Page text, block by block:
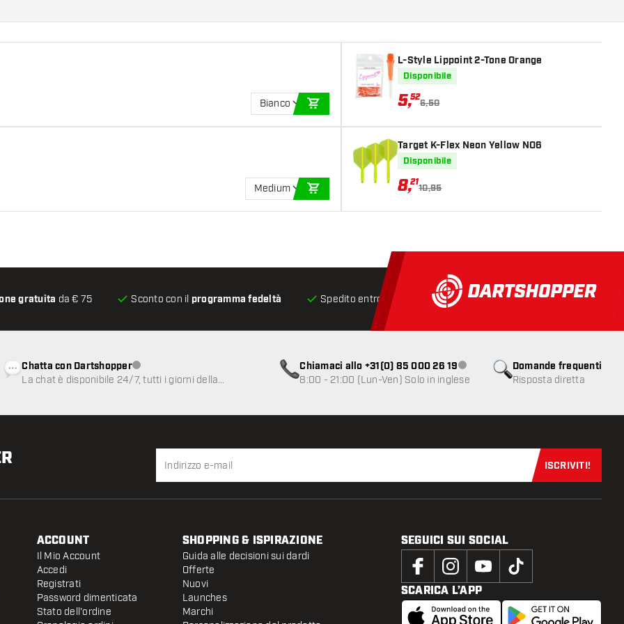
Bianco
AGGIUNGI AL CARRELLO
Medium
AGGIUNGI AL CARRELLO
L-Style Lippoint 2-Tone Orange
Disponibile
5,52
6,50
Target K-Flex Neon Yellow NO6
Disponibile
8,21
10,95
gratuita da € 75 Sconto con il programma fedeltà Spedito entro 24 ore Spedizione gratuitada € 75
Domande frequenti
Risposta diretta
Chatta con DartshopperServizio clienti non disponibile
La chat è disponibile 24/7, tutti i giorni della
Chiamaci allo +31(0) 85 000 26 19Servizio clienti non disponibile
8:00 - 21:00 (Lun-Ven) Solo in inglese
Iscriviti
ISCRIVITI!
ACCOUNT
Il Mio Account
Accedi
Registrati
Password dimenticata
Stato dell'ordine
SHOPPING & ISPIRAZIONE
Guida alle decisioni sui dardi
Offerte
Nuovi
Launches
Marchi
SEGUICI SUI SOCIAL
SCARICA L’APP